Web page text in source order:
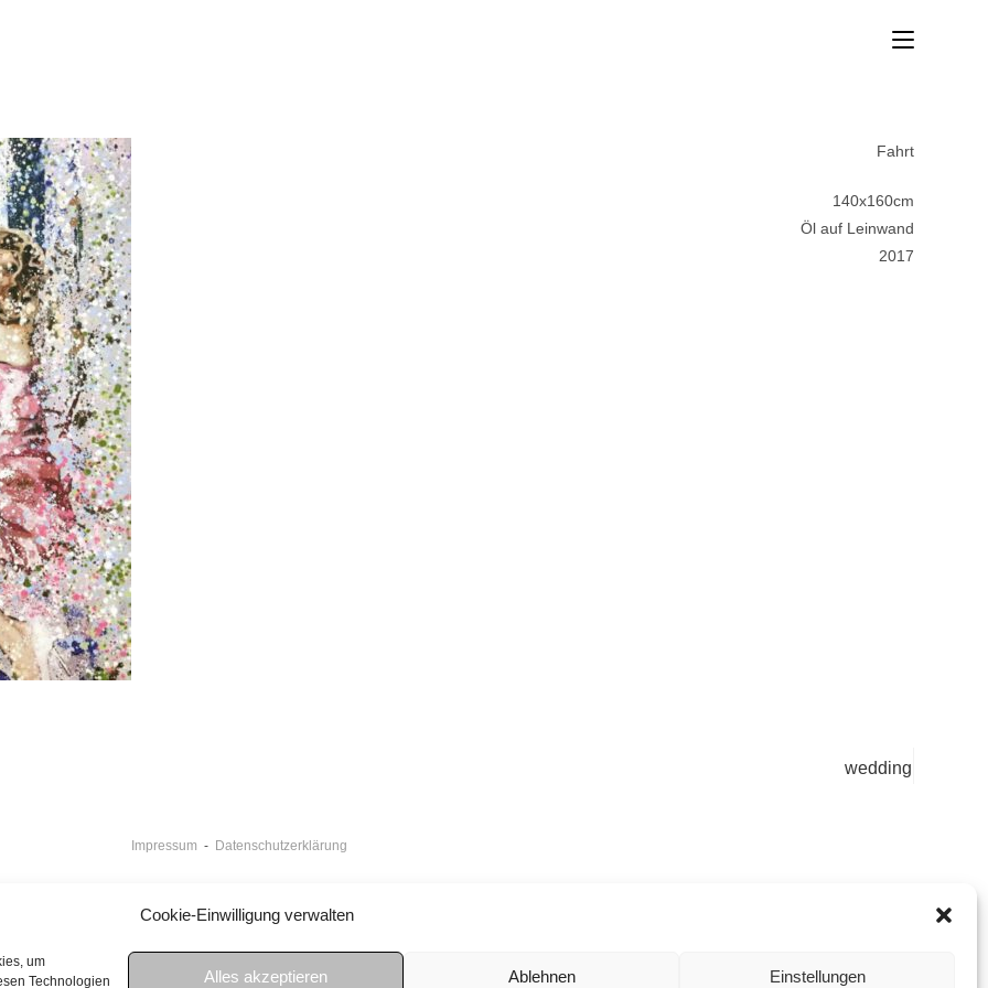
Cookie-Einwilligung verwalten
um
Technologien
Alles akzeptieren Ablehnen Einstellungen
Fahrt
140x160cm
Öl auf Leinwand
2017
wedding
Impressum - Datenschutzerklärung